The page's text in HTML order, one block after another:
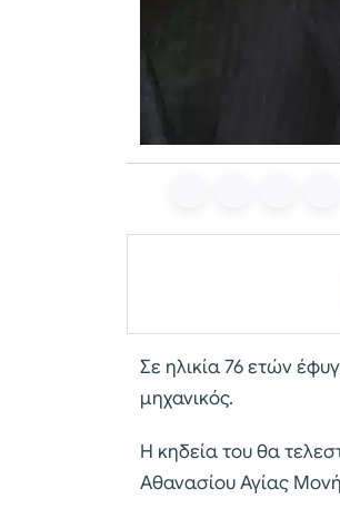
Σε ηλικία 76 ετών
μηχανικός.
Η κηδεία του θα
Αθανασίου Αγίας